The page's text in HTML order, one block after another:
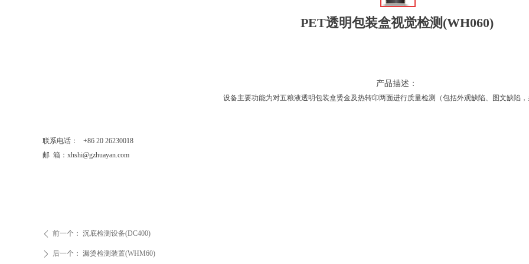
PET透明包装盒视觉检测(WH060)
ꄴ 前一个： 沉底检测设备(DC400)
ꄲ 后一个： 漏烫检测装置(WHM60)
产品描述：
设备主要功能为对五粮液透明包装盒烫金及热转印两面进行质量检测（包括外观缺陷、图文缺陷，
联系电话： +86 20 26230018
邮 箱：xhshi@gzhuayan.com